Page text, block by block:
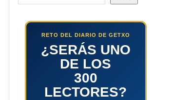
RETO DEL DIARIO DE GETXO
¿SERÁS UNO
DE LOS
300
LECTORES?